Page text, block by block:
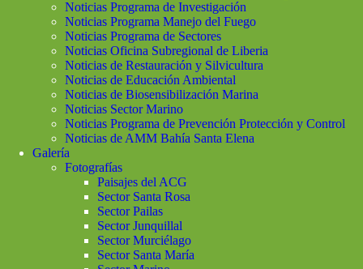
Noticias Programa de Investigación
Noticias Programa Manejo del Fuego
Noticias Programa de Sectores
Noticias Oficina Subregional de Liberia
Noticias de Restauración y Silvicultura
Noticias de Educación Ambiental
Noticias de Biosensibilización Marina
Noticias Sector Marino
Noticias Programa de Prevención Protección y Control
Noticias de AMM Bahía Santa Elena
Galería
Fotografías
Paisajes del ACG
Sector Santa Rosa
Sector Pailas
Sector Junquillal
Sector Murciélago
Sector Santa María